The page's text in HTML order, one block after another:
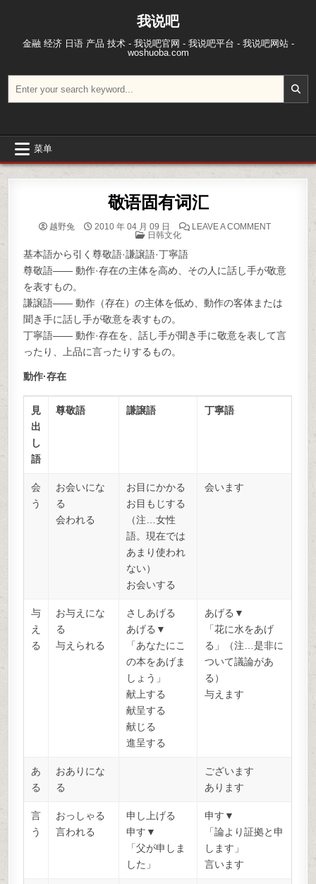
我说吧
金融 经济 日语 产品 技术 - 我说吧官网 - 我说吧平台 - 我说吧网站 -
woshuoba.com
菜单
敬语固有词汇
越野兔 2010 年 04 月 09 日 LEAVE A COMMENTON 敬语固
POSTED IN
日韩文化
基本語から引く尊敬語·謙譲語·丁寧語
尊敬語―― 動作·存在の主体を高め、その人に話し手が敬意
を表すもの。
謙譲語―― 動作（存在）の主体を低め、動作の客体または
聞き手に話し手が敬意を表すもの。
丁寧語―― 動作·存在を、話し手が聞き手に敬意を表して言
ったり、上品に言ったりするもの。
動作·存在
見
出
し
語
尊敬語 謙譲語 丁寧語
会
う
お会いにな
る
会われる
お目にかかる
お目もじする
（注…女性
語。現在では
あまり使われ
ない）
お会いする
会います
与
え
る
お与えにな
る
与えられる
さしあげる
あげる▼
「あなたにこ
の本をあげま
しょう」
献上する
献呈する
献じる
進呈する
あげる▼
「花に水をあげ
る」（注…是非に
ついて議論があ
る）
与えます
あ
る
おありにな
る
ございます
あります
言
う
おっしゃる
言われる
申し上げる
申す▼
「父が申しま
した」
申す▼
「論より証拠と申
します」
言います